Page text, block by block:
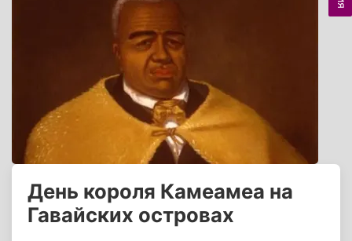
День короля Камеамеа на
Гавайских островах